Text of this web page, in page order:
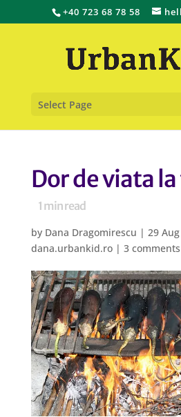
+40 723 68 78 58
Select Page
Dor de viata
1 min read
by Dana Dragomirescu | 29
dana.urbankid.ro| 3 comments